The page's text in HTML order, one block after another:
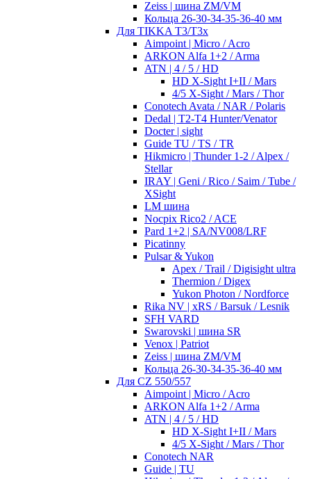
Zeiss | шина ZM/VM
Кольца 26-30-34-35-36-40 мм
Для TIKKA T3/T3x
Aimpoint | Micro / Acro
ARKON Alfa 1+2 / Arma
ATN | 4 / 5 / HD
HD X-Sight I+II / Mars
4/5 X-Sight / Mars / Thor
Conotech Avata / NAR / Polaris
Dedal | T2-T4 Hunter/Venator
Docter | sight
Guide TU / TS / TR
Hikmicro | Thunder 1-2 / Alpex /
Stellar
IRAY | Geni / Rico / Saim / Tube /
XSight
LM шина
Nocpix Rico2 / ACE
Pard 1+2 | SA/NV008/LRF
Picatinny
Pulsar & Yukon
Apex / Trail / Digisight ultra
Thermion / Digex
Yukon Photon / Nordforce
Rika NV | xRS / Barsuk / Lesnik
SFH VARD
Swarovski | шина SR
Venox | Patriot
Zeiss | шина ZM/VM
Кольца 26-30-34-35-36-40 мм
Для CZ 550/557
Aimpoint | Micro / Acro
ARKON Alfa 1+2 / Arma
ATN | 4 / 5 / HD
HD X-Sight I+II / Mars
4/5 X-Sight / Mars / Thor
Conotech NAR
Guide | TU